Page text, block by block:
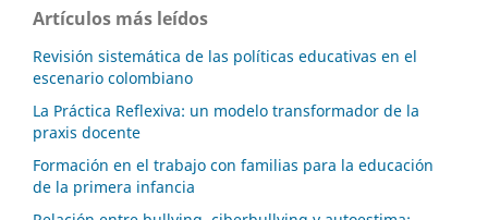
Artículos más leídos
Revisión sistemática de las políticas educativas en el
escenario colombiano
La Práctica Reflexiva: un modelo transformador de la
praxis docente
Formación en el trabajo con familias para la educación
de la primera infancia